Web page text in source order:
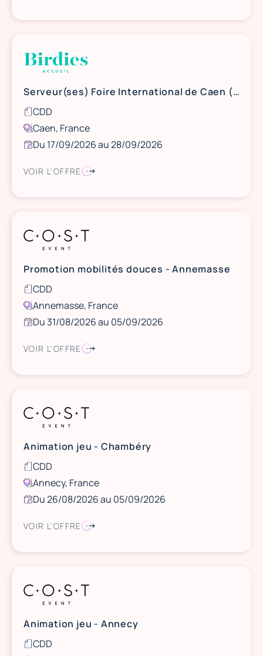
Serveur(ses) Foire International de Caen (14)
CDD
Caen, France
Du 17/09/2026 au 28/09/2026
VOIR L'OFFRE
Promotion mobilités douces - Annemasse
CDD
Annemasse, France
Du 31/08/2026 au 05/09/2026
VOIR L'OFFRE
Animation jeu - Chambéry
CDD
Annecy, France
Du 26/08/2026 au 05/09/2026
VOIR L'OFFRE
Animation jeu - Annecy
CDD